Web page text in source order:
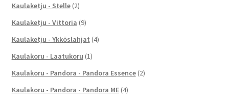
Kaulaketju - Stelle (2)
Kaulaketju - Vittoria (9)
Kaulaketju - Ykköslahjat (4)
Kaulakoru - Laatukoru (1)
Kaulakoru - Pandora - Pandora Essence (2)
Kaulakoru - Pandora - Pandora ME (4)